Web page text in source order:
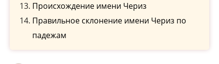
Происхождение имени Чериз
Правильное склонение имени Чериз по
падежам